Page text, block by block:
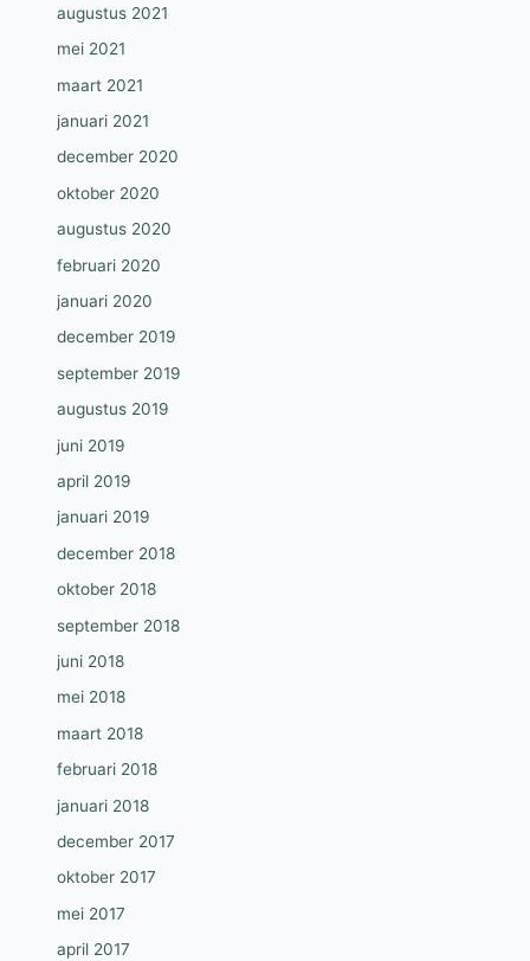
augustus 2021
mei 2021
maart 2021
januari 2021
december 2020
oktober 2020
augustus 2020
februari 2020
januari 2020
december 2019
september 2019
augustus 2019
juni 2019
april 2019
januari 2019
december 2018
oktober 2018
september 2018
juni 2018
mei 2018
maart 2018
februari 2018
januari 2018
december 2017
oktober 2017
mei 2017
april 2017